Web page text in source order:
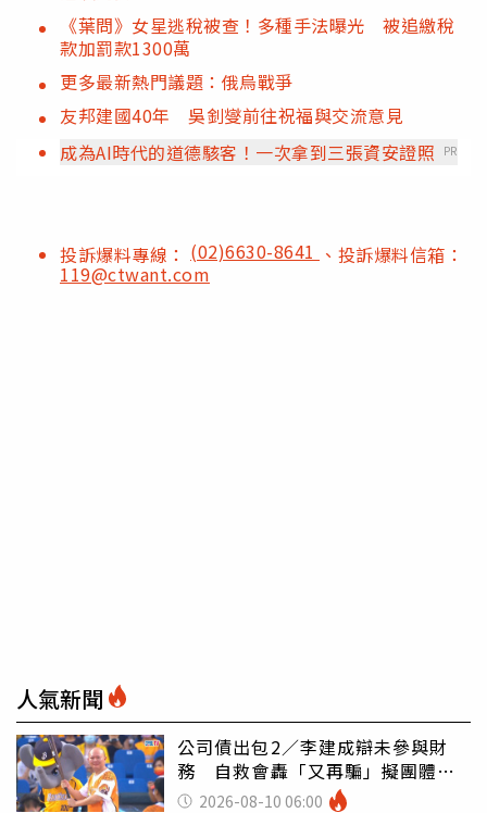
《葉問》女星逃稅被查！多種手法曝光 被追繳稅
款加罰款1300萬
更多最新熱門議題：俄烏戰爭
友邦建國40年 吳釗燮前往祝福與交流意見
成為AI時代的道德駭客！一次拿到三張資安證照
PR
投訴爆料專線： (02)6630-8641 、投訴爆料信箱：
119@ctwant.com
人氣新聞
公司債出包2／李建成辯未參與財
務 自救會轟「又再騙」擬團體訴
訟 2026-08-10 06:00